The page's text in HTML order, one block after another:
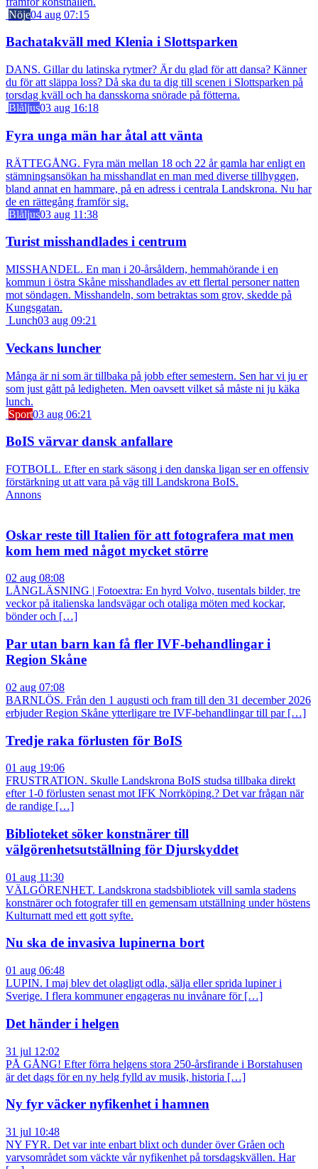
Nöje04 aug 07:15
Bachatakväll med Klenia i Slottsparken
DANS. Gillar du latinska rytmer? Är du glad för att dansa? Känner
du för att släppa loss? Då ska du ta dig till scenen i Slottsparken på
torsdag kväll och ha dansskorna snörade på fötterna.
Blåljus03 aug 16:18
Fyra unga män har åtal att vänta
RÄTTEGÅNG. Fyra män mellan 18 och 22 år gamla har enligt en
stämningsansökan ha misshandlat en man med diverse tillhyggen,
bland annat en hammare, på en adress i centrala Landskrona. Nu har
de en rättegång framför sig.
Blåljus03 aug 11:38
Turist misshandlades i centrum
MISSHANDEL. En man i 20-årsåldern, hemmahörande i en
kommun i östra Skåne misshandlades av ett flertal personer natten
mot söndagen. Misshandeln, som betraktas som grov, skedde på
Kungsgatan.
Lunch03 aug 09:21
Veckans luncher
Många är ni som är tillbaka på jobb efter semestern. Sen har vi ju er
som just gått på ledigheten. Men oavsett vilket så måste ni ju käka
lunch.
Sport03 aug 06:21
BoIS värvar dansk anfallare
FOTBOLL. Efter en stark säsong i den danska ligan ser en offensiv
förstärkning ut att vara på väg till Landskrona BoIS.
Annons
Oskar reste till Italien för att fotografera mat men
kom hem med något mycket större
02 aug 08:08
LÅNGLÄSNING | Fotoextra: En hyrd Volvo, tusentals bilder, tre
veckor på italienska landsvägar och otaliga möten med kockar,
bönder och […]
Par utan barn kan få fler IVF-behandlingar i
Region Skåne
02 aug 07:08
BARNLÖS. Från den 1 augusti och fram till den 31 december 2026
erbjuder Region Skåne ytterligare tre IVF-behandlingar till par […]
Tredje raka förlusten för BoIS
01 aug 19:06
FRUSTRATION. Skulle Landskrona BoIS studsa tillbaka direkt
efter 1-0 förlusten senast mot IFK Norrköping.? Det var frågan när
de randige […]
Biblioteket söker konstnärer till
välgörenhetsutställning för Djurskyddet
01 aug 11:30
VÄLGÖRENHET. Landskrona stadsbibliotek vill samla stadens
konstnärer och fotografer till en gemensam utställning under höstens
Kulturnatt med ett gott syfte.
Nu ska de invasiva lupinerna bort
01 aug 06:48
LUPIN. I maj blev det olagligt odla, sälja eller sprida lupiner i
Sverige. I flera kommuner engageras nu invånare för […]
Det händer i helgen
31 jul 12:02
PÅ GÅNG! Efter förra helgens stora 250-årsfirande i Borstahusen
är det dags för en ny helg fylld av musik, historia […]
Ny fyr väcker nyfikenhet i hamnen
31 jul 10:48
NY FYR. Det var inte enbart blixt och dunder över Gråen och
varvsområdet som väckte vår nyfikenhet på torsdagskvällen. Har